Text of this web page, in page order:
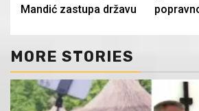
Mandić zastupa državu
MORE STORIES